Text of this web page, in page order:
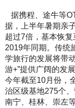
据携程、途牛等
据，上半年暑期亲
超过7倍，基本恢
2019年同期。传统
学旅行的发展将带
游+”提供广阔的发
今年截至10月份，
治区级基地275个
南宁、桂林、崇左